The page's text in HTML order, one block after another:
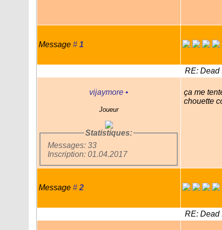
Message#1
RE: Dead
vijaymore •
Joueur
Statistiques:
Messages: 33
Inscription: 01.04.2017
ça me
chouette
Message#2
RE: Dead